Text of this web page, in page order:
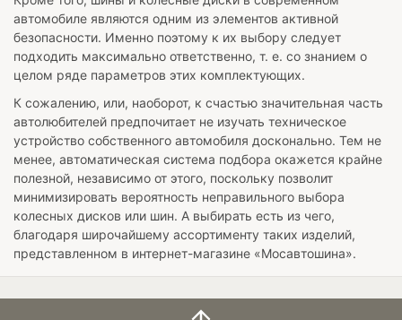
автомобиле являются одним из элементов активной
безопасности. Именно поэтому к их выбору следует
подходить максимально ответственно, т. е. со знанием о
целом ряде параметров этих комплектующих.
К сожалению, или, наоборот, к счастью значительная часть
автолюбителей предпочитает не изучать техническое
устройство собственного автомобиля досконально. Тем не
менее, автоматическая система подбора окажется крайне
полезной, независимо от этого, поскольку позволит
минимизировать вероятность неправильного выбора
колесных дисков или шин. А выбирать есть из чего,
благодаря широчайшему ассортименту таких изделий,
представленном в интернет-магазине «Мосавтошина».